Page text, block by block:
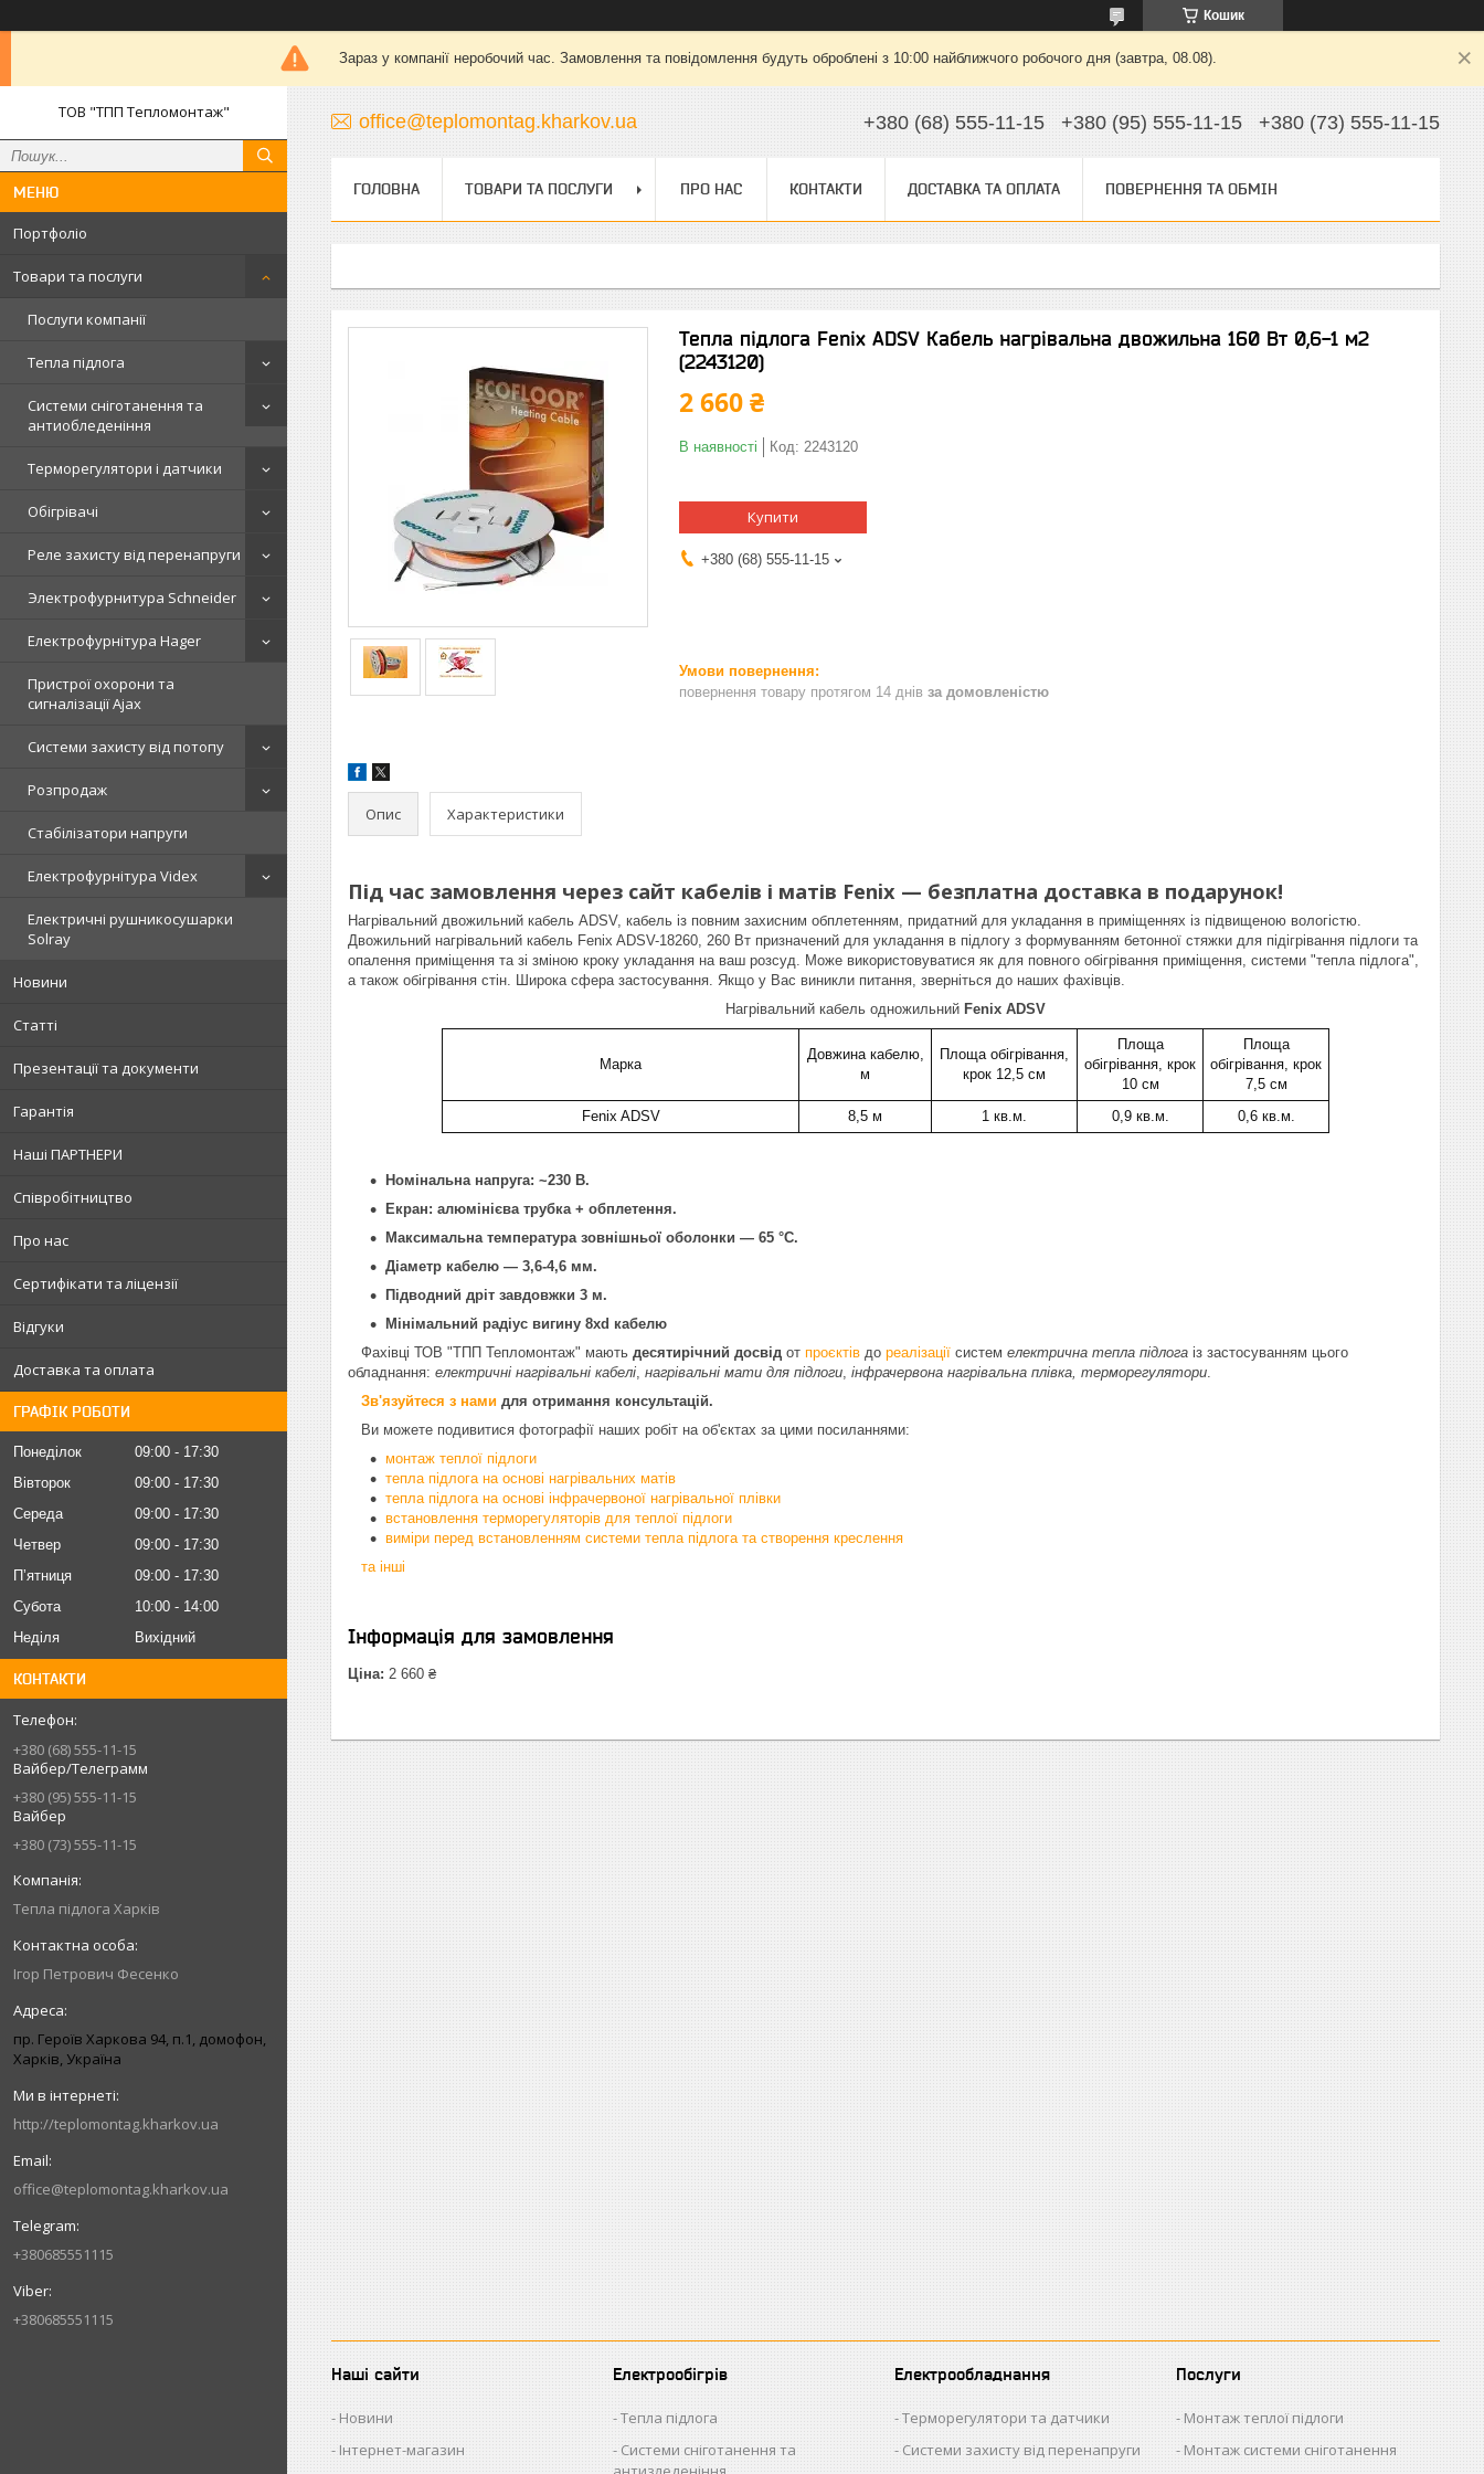
Кошик
Зараз у компанії неробочий час. Замовлення та повідомлення будуть оброблені з 10:00 найближчого робочого дня (завтра, 08.08).
ТОВ "ТПП Тепломонтаж"
Портфоліо
Товари та послуги
Послуги компанії
Тепла підлога
Системи сніготанення та
антиобледеніння
Терморегулятори і датчики
Обігрівачі
Реле захисту від перенапруги
Электрофурнитура Schneider
Електрофурнітура Hager
Пристрої охорони та
сигналізації Ajax
Системи захисту від потопу
Розпродаж
Стабілізатори напруги
Електрофурнітура Videx
Електричні рушникосушарки
Solray
Новини
Статті
Презентації та документи
Гарантія
Наші ПАРТНЕРИ
Співробітництво
Про нас
Сертифікати та ліцензії
Відгуки
Доставка та оплата
ГРАФІК РОБОТИ
Понеділок 09:00
17:30
Вівторок
09:00
17:30
Середа
09:00
17:30
Четвер
09:00
17:30
Пʼятниця
09:00
17:30
Субота
10:00
14:00
Неділя
Вихідний
КОНТАКТИ
+380 (68) 555-11-15
Вайбер/Телеграмм
+380 (95) 555-11-15
Вайбер
+380 (73) 555-11-15
Тепла підлога Харків
Iгор Петрович Фесенко
пр. Героїв Харкова 94, п.1, домофон,
Харків, Україна
http://teplomontag.kharkov.ua
office@teplomontag.kharkov.ua
+380685551115
+380685551115
office@teplomontag.kharkov.ua +380 (68) 555-11-15 +380 (95) 555-11-15 +380 (73) 555-11-15
ГОЛОВНА ТОВАРИ ТА ПОСЛУГИ ПРО НАС КОНТАКТИ ДОСТАВКА ТА ОПЛАТА ПОВЕРНЕННЯ ТА ОБМІН
Тепла підлога Fenix ADSV Кабель нагрівальна двожильна 160 Вт 0,6-1 м2
(2243120)
2 660 ₴
В наявності Код: 2243120
Купити
+380 (68) 555-11-15
повернення товару протягом 14 днів за домовленістю
Опис Характеристики
Під час замовлення через сайт кабелів і матів Fenix — безплатна доставка в подарунок!
Нагрівальний двожильний кабель ADSV, кабель із повним захисним обплетенням, придатний для укладання в приміщеннях із підвищеною вологістю.
Двожильний нагрівальний кабель Fenix ADSV-18260, 260 Вт призначений для укладання в підлогу з формуванням бетонної стяжки для підігрівання підлоги та
опалення приміщення та зі зміною кроку укладання на ваш розсуд. Може використовуватися як для повного обігрівання приміщення, системи "тепла підлога",
а також обігрівання стін. Широка сфера застосування. Якщо у Вас виникли питання, зверніться до наших фахівців.
Нагрівальний кабель одножильний Fenix ADSV
Марка
Довжина кабелю,
м
Площа обігрівання,
крок 12,5 см
Площа
обігрівання, крок
10 см
Площа
обігрівання, крок
7,5 см
Fenix ADSV
8,5 м 1 кв.м. 0,9 кв.м. 0,6 кв.м.
Номінальна напруга: ~230 В.
Екран: алюмінієва трубка + обплетення.
Максимальна температура зовнішньої оболонки — 65 °C.
Діаметр кабелю — 3,6-4,6 мм.
Підводний дріт завдовжки 3 м.
Мінімальний радіус вигину 8xd кабелю
Фахівці ТОВ "ТПП Тепломонтаж" мають десятирічний досвід от проєктів до реалізації систем електрична тепла підлога із застосуванням цього
обладнання: електричні нагрівальні кабелі, нагрівальні мати для підлоги, інфрачервона нагрівальна плівка, терморегулятори.
Зв'язуйтеся з нами для отримання консультацій.
Ви можете подивитися фотографії наших робіт на об'єктах за цими посиланнями:
монтаж теплої підлоги
тепла підлога на основі нагрівальних матів
тепла підлога на основі інфрачервоної нагрівальної плівки
встановлення терморегуляторів для теплої підлоги
виміри перед встановленням системи тепла підлога та створення креслення
та інші
Інформація для замовлення
Ціна: 2 660 ₴
Наші сайти
Новини
Інтернет-магазин
Електрообігрів
Тепла підлога
Системи сніготанення та
Електрообладнання
Терморегулятори та датчики
Системи захисту від перенапруги
Послуги
Монтаж теплої підлоги
Монтаж системи сніготанення